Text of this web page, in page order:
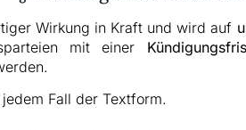
Wirkung in Kraft und wird auf
mit einer
Fall der Textform.